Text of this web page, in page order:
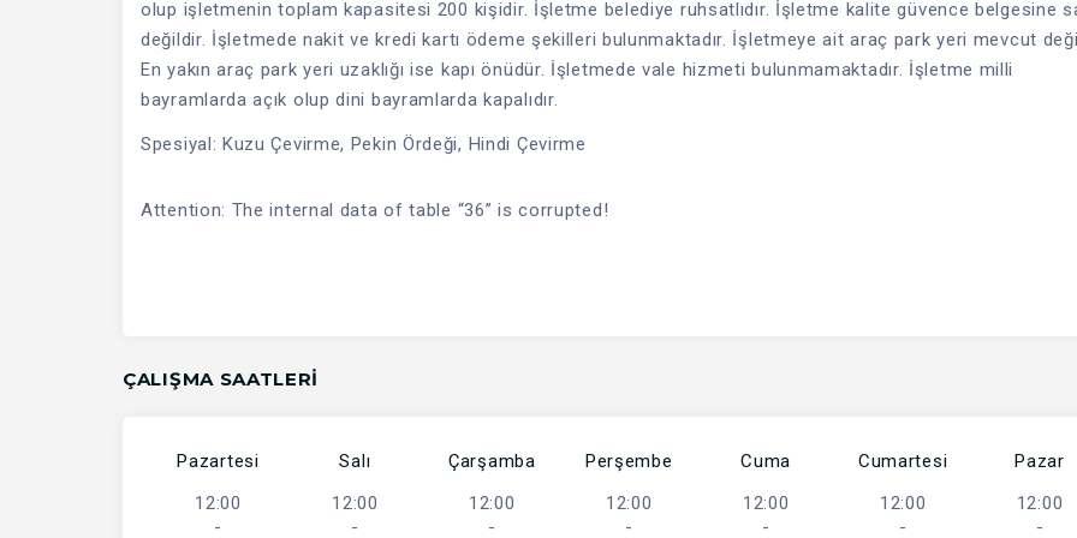
olup işletmenin toplam kapasitesi 200 kişidir. İşletme belediye ruhsatlıdır. İşletme kalite güvence belgesine
değildir. İşletmede nakit ve kredi kartı ödeme şekilleri bulunmaktadır. İşletmeye ait araç park yeri mevcut
En yakın araç park yeri uzaklığı ise kapı önüdür. İşletmede vale hizmeti bulunmamaktadır. İşletme milli
bayramlarda açık olup dini bayramlarda kapalıdır.
Spesiyal: Kuzu Çevirme, Pekin Ördeği, Hindi Çevirme
Attention: The internal data of table “36” is corrupted!
ÇALIŞMA SAATLERI
Pazartesi
12:00
-
Salı
12:00
-
Çarşamba
12:00
-
Perşembe
12:00
-
Cuma
12:00
-
Cumartesi
12:00
-
Pazar
12:00
-